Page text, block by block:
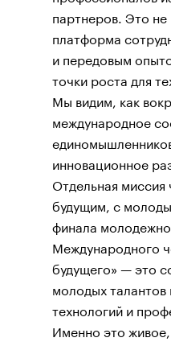
партнеров. Это
платформа
и передовым
точки роста для
Мы видим, как
международное
инновационное
Отдельная
будущим, с
финала
Международного
будущего» — это
молодых талантов
технологий и
Именно это